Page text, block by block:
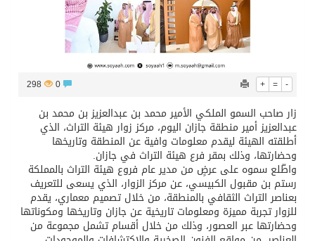
+ = -
298
زار صاحب السمو الملكي الأمير محمد بن عبدالعزيز بن محمد بن
عبدالعزيز أمير منطقة جازان اليوم، مركز زوار هيئة التراث، الذي
أطلقته الهيئة ليقدم معلومات وافية عن المنطقة وتاريخها
وحضارتها، وذلك بمقر فرع هيئة التراث في جازان.
واطّلع سموه على عرضٍ من مدير عام فروع هيئة التراث بالمملكة
رستم بن مقبول الكبيسي، عن مركز الزوار، الذي يسعى للتعريف
بعناصر التراث الثقافي بالمنطقة، من خلال تصميم معماري، يقدم
للزوار تجربة مميزة ومعلومات تاريخية عن جازان وتاريخها ومكوناتها
وحضارتها عبر العصور، وذلك من خلال أقسام تشمل مجموعة من